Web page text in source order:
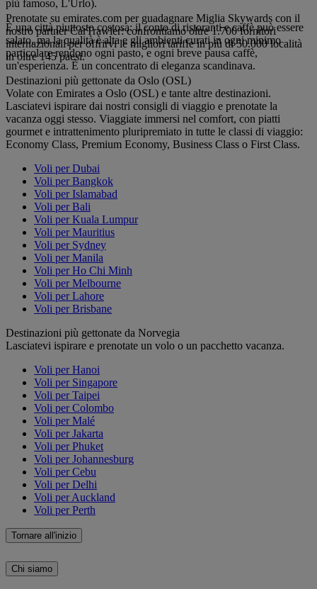
più famoso, L'Urlo).
È una città piuttosto costosa: il conto di ristoranti e caffè può essere
salato, ma la qualità è alta e gli ambienti curati in ogni minimo
particolare rendono ogni pasto, e ogni breve pausa caffè,
un'esperienza. È un concentrato di eleganza scandinava.
Prenotate su emirates.com per guadagnare Miglia Skywards con il
nostro partner CarTrawler: confrontiamo oltre 1.700 fornitori
internazionali per offrirvi le migliori tariffe in più di 50.000 località
in oltre 145 paesi.
Destinazioni più gettonate da Oslo (OSL)
Volate con Emirates a Oslo (OSL) e tante altre destinazioni.
Lasciatevi ispirare dai nostri consigli di viaggio e prenotate la
vacanza oggi stesso. Viaggiate immersi nel comfort, con piatti
gourmet e intrattenimento pluripremiato in tutte le classi di viaggio:
Economy Class, Premium Economy, Business Class o First Class.
Voli per Dubai
Voli per Bangkok
Voli per Islamabad
Voli per Bali
Voli per Kuala Lumpur
Voli per Mauritius
Voli per Sydney
Voli per Manila
Voli per Ho Chi Minh
Voli per Melbourne
Voli per Lahore
Voli per Brisbane
Destinazioni più gettonate da Norvegia
Lasciatevi ispirare e prenotate un volo o un pacchetto vacanza.
Voli per Hanoi
Voli per Singapore
Voli per Taipei
Voli per Colombo
Voli per Malé
Voli per Jakarta
Voli per Phuket
Voli per Johannesburg
Voli per Cebu
Voli per Delhi
Voli per Auckland
Voli per Perth
Tornare all'inizio
Chi siamo